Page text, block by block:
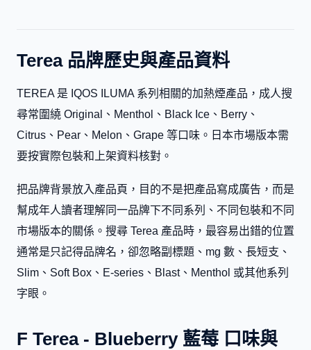
Terea 品牌歷史與產品資料
TEREA 是 IQOS ILUMA 系列相關的加熱煙產品，成人搜
尋常圍繞 Original、Menthol、Black Ice、Berry、
Citrus、Pear、Melon、Grape 等口味。日本市場版本需
要按實際包裝和上架資料核對。
把品牌背景放入產品頁，目的不是把產品寫成廣告，而是
幫成年人讀者理解同一品牌下不同系列、不同包裝和不同
市場版本的關係。搜尋 Terea 產品時，最容易出錯的位置
通常是只記得品牌名，卻忽略副標題、mg 數、長短支、
Slim、Soft Box、E-series、Blast、Menthol 或其他系列
字眼。
F Terea - Blueberry 藍莓 口味與